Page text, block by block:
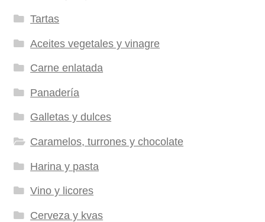
Tartas
Aceites vegetales y vinagre
Carne enlatada
Panadería
Galletas y dulces
Caramelos, turrones y chocolate
Harina y pasta
Vino y licores
Cerveza y kvas